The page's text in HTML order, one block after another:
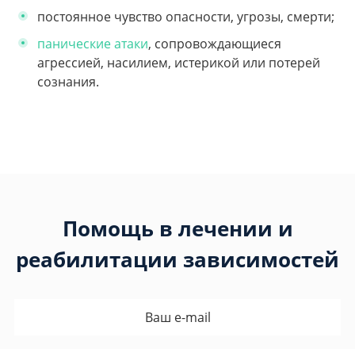
постоянное чувство опасности, угрозы, смерти;
панические атаки, сопровождающиеся
агрессией, насилием, истерикой или потерей
сознания.
Помощь в лечении и
реабилитации зависимостей